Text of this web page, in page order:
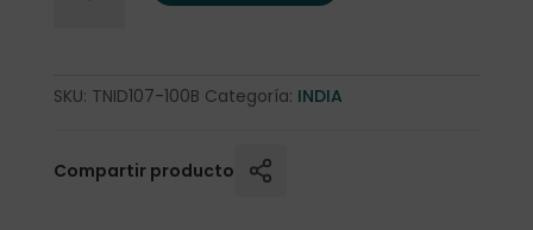
SKU: TNID107-100B Categoría: INDIA
Compartir producto